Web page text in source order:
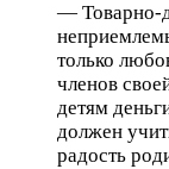
— Товарно-
только
членов
детям
должен
радость